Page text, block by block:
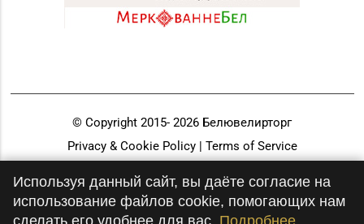
© Copyright 2015- 2026 Белювелирторг
Privacy & Cookie Policy | Terms of Service
Используя данный сайт, вы даёте согласие на
использование файлов cookie, помогающих нам
сделать его удобнее для вас. Подробнее